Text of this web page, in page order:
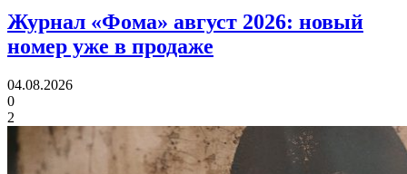
Журнал «Фома» август 2026: новый
номер уже в продаже
04.08.2026
0
2